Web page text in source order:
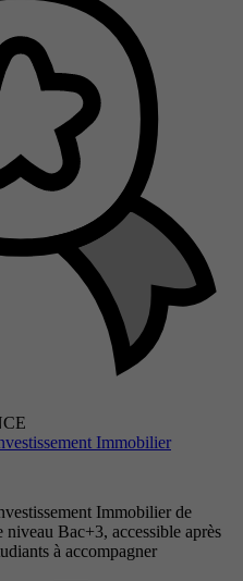
Immobilier
Immobilier de
Bac+3, accessible après
à accompagner